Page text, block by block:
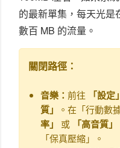
的最新單集，每天光
數百 MB 的流量。
關閉路徑：
音樂： 前往 「設定」
質」
。在「行動數
率」
或 「高音質」
「保真壓縮」。